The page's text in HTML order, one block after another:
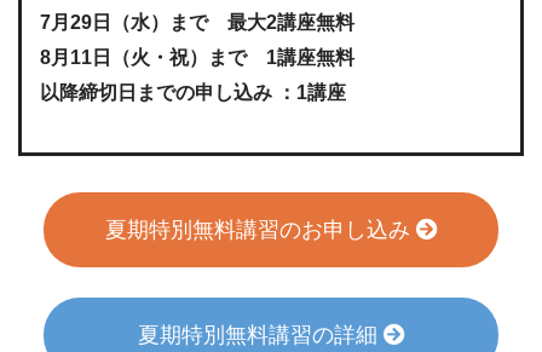
7月29日（水）まで 最大2講座無料
8月11日（火・祝）まで 1講座無料
以降締切日までの申し込み ：1講座
夏期特別無料講習のお申し込み
夏期特別無料講習の詳細